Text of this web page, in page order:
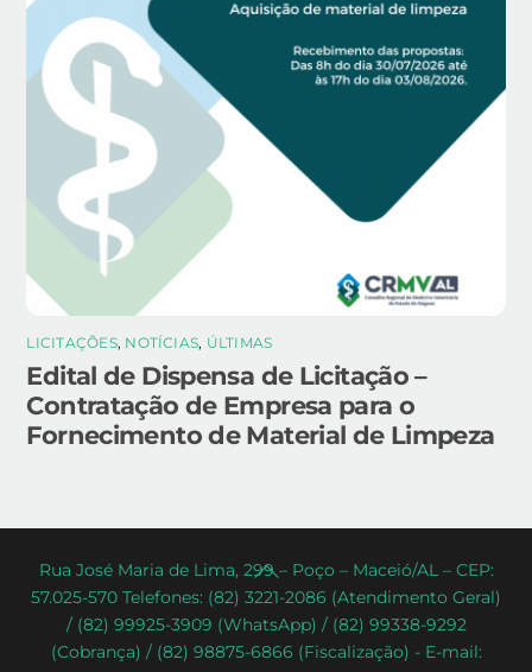
LICITAÇÕES, NOTÍCIAS, ÚLTIMAS
Edital de Dispensa de Licitação –
Contratação de Empresa para o
Fornecimento de Material de Limpeza
Back
To
Top
Rua José Maria de Lima, 299 – Poço – Maceió/AL – CEP:
57.025-570 Telefones: (82) 3221-2086 (Atendimento Geral)
/ (82) 99925-3909 (WhatsApp) / (82) 99338-9292
(Cobrança) / (82) 98875-6866 (Fiscalização) - E-mail: